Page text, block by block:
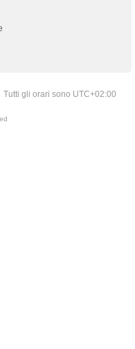
Tutti gli orari sono UTC+02:00